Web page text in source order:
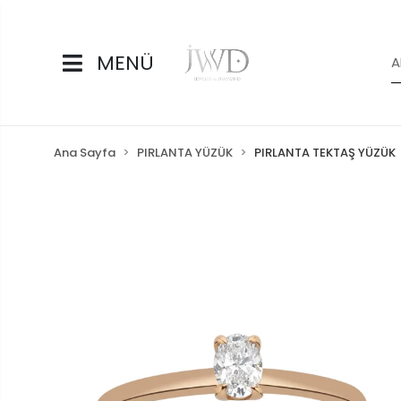
MENÜ
Ana Sayfa PIRLANTA YÜZÜK PIRLANTA TEKTAŞ YÜZÜK